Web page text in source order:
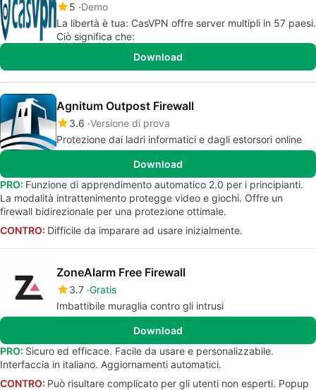
5 Demo
La libertà è tua: CasVPN offre server multipli in 57 paesi.
Ciò significa che:
Download
Agnitum Outpost Firewall
3.6 Versione di prova
Protezione dai ladri informatici e dagli estorsori online
Download
PRO: Funzione di apprendimento automatico 2.0 per i principianti.
La modalità intrattenimento protegge video e giochi. Offre un
firewall bidirezionale per una protezione ottimale.
CONTRO: Difficile da imparare ad usare inizialmente.
ZoneAlarm Free Firewall
3.7 Gratis
Imbattibile muraglia contro gli intrusi
Download
PRO: Sicuro ed efficace. Facile da usare e personalizzabile.
Interfaccia in italiano. Aggiornamenti automatici.
CONTRO: Può risultare complicato per gli utenti non esperti. Popup